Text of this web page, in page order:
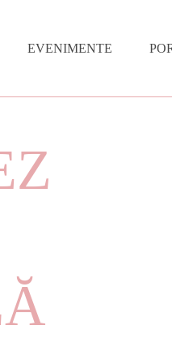
EVENIMENTE
Cum lucrăm
Ghidul Miresei